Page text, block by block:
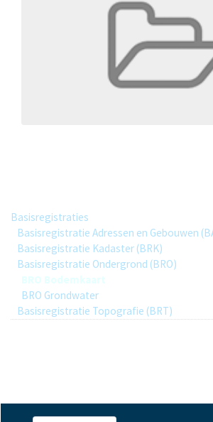
Basisregistraties
Basisregistratie Adressen en Gebouwen
Basisregistratie Kadaster (BRK)
Basisregistratie Ondergrond (BRO)
BRO Bodemkaart
BRO Grondwater
Basisregistratie Topografie (BRT)